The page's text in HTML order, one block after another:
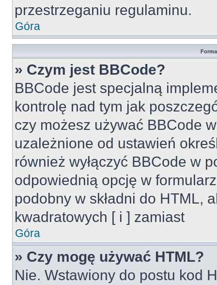
przestrzeganiu regulaminu.
Góra
» Czym jest BBCode?
BBCode jest specjalną
kontrolę nad tym jak
czy możesz używać BBCode
uzależnione od ustawień
również wyłączyć BBCode w
odpowiednią opcję w
podobny w składni do HTML,
kwadratowych [ i ] zamiast
Góra
» Czy mogę używać HTML?
Nie. Wstawiony do postu kod